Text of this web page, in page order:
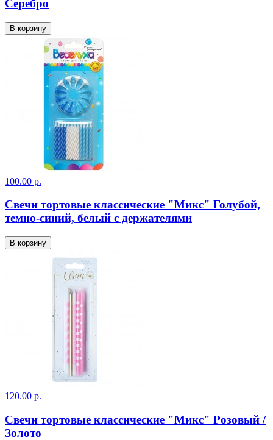
Серебро
В корзину
100.00 р.
Свечи тортовые классические "Микс" Голубой,
темно-синий, белый с держателями
В корзину
120.00 р.
Свечи тортовые классические "Микс" Розовый /
Золото